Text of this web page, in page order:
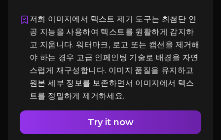
저희 이미지에서 텍스트 제거 도구는 최첨단 인
공 지능을 사용하여 텍스트를 원활하게 감지하
고 지웁니다. 워터마크, 로고 또는 캡션을 제거해
야 하는 경우 고급 인페인팅 기술로 배경을 자연
스럽게 재구성합니다. 이미지 품질을 유지하고
원본 세부 정보를 보존하면서 이미지에서 텍스
트를 정밀하게 제거하세요.
Try it now
로그인